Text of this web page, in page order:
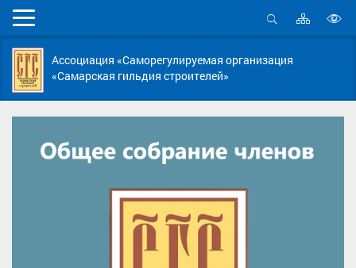
Мобильное
меню
Открыть
Карта
сайта
Ассоциация «Саморегулируемая организация
«Самарская гильдия строителей»